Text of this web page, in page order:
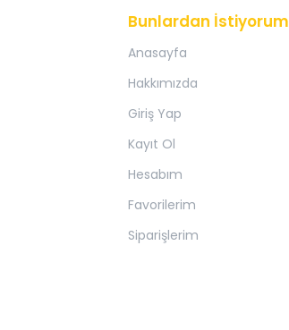
Bunlardan İstiyorum
Anasayfa
Hakkımızda
Giriş Yap
Kayıt Ol
Hesabım
Favorilerim
Siparişlerim